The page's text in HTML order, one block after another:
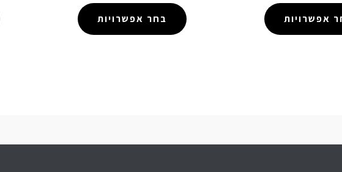
אפשרויות בחר אפשרויות